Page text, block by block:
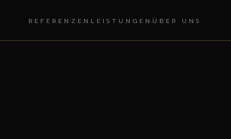
REFERENZEN LEISTUNGEN ÜBER UNS